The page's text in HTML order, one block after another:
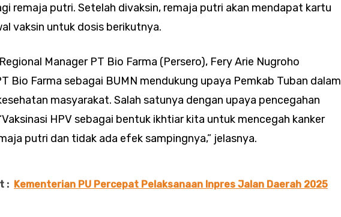
remaja putri. Setelah divaksin, remaja putri akan mendapat kartu
vaksin untuk dosis berikutnya.
Manager PT Bio Farma (Persero), Fery Arie Nugroho
Bio Farma sebagai BUMN mendukung upaya Pemkab Tuban dalam
masyarakat. Salah satunya dengan upaya pencegahan
HPV sebagai bentuk ikhtiar kita untuk mencegah kanker
putri dan tidak ada efek sampingnya,” jelasnya.
: Kementerian PU Percepat Pelaksanaan Inpres Jalan Daerah 2025